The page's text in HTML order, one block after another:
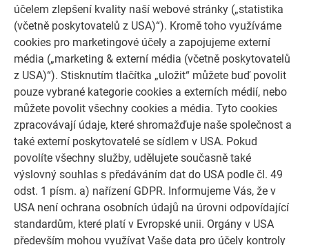
účelem zlepšení kvality naší webové stránky („statistika
(včetně poskytovatelů z USA)“). Kromě toho využíváme
cookies pro marketingové účely a zapojujeme externí
média („marketing & externí média (včetně poskytovatelů
z USA)“). Stisknutím tlačítka „uložit“ můžete buď povolit
pouze vybrané kategorie cookies a externích médií, nebo
můžete povolit všechny cookies a média. Tyto cookies
zpracovávají údaje, které shromažďuje naše společnost a
také externí poskytovatelé se sídlem v USA. Pokud
povolíte všechny služby, udělujete současně také
výslovný souhlas s předáváním dat do USA podle čl. 49
odst. 1 písm. a) nařízení GDPR. Informujeme Vás, že v
USA není ochrana osobních údajů na úrovni odpovídající
standardům, které platí v Evropské unii. Orgány v USA
především mohou využívat Vaše data pro účely kontroly
NECHTE SE INSPIROVAT
DALŠÍ OBJEKTY
Referenční galerie PREFA ukazuje, jak všestranné může
být využití hliníku. Objevte další působivé projekty s
odolnými hliníkovými řešeními PREFA pro střechy,
solární systémy a fasády.
PROHLÉDNĚTE SI VÍCE REFERENCÍ